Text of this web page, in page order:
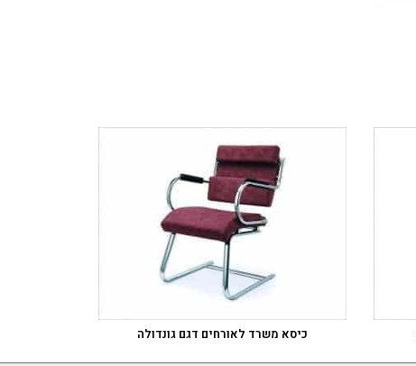
כיסא משרד לאורחים דגם גונדולה